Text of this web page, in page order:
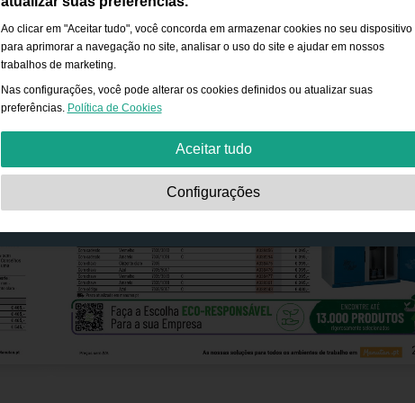
Ao clicar em "Aceitar tudo", você concorda em armazenar cookies no seu dispositivo
para aprimorar a navegação no site, analisar o uso do site e ajudar em nossos
trabalhos de marketing.
Nas configurações, você pode alterar os cookies definidos ou atualizar suas
preferências. Política de Cookies
Aceitar tudo
Os cookies são essenciais para ativar
básicas, como navegação, conceder acesso ao conteúdo protegido e salvar o
Desempenho:Os cookies nos permitem contar as visitas e origens de tráfego
site, além de entender como ele é usado. Isso serve para melhorar o
desempenho. Toda a informação é agregada e, portanto, anônima.
Funcionalidade: Os cookies permitem que o site ofereça funções aprimoradas e
opções pessoais. Por exemplo, opções de tamanho de fonte etc.
Configurações